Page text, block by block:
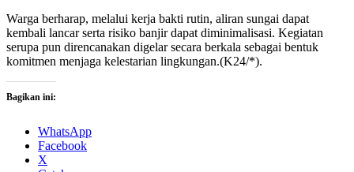
Warga berharap, melalui kerja bakti rutin, aliran sungai dapat
kembali lancar serta risiko banjir dapat diminimalisasi. Kegiatan
serupa pun direncanakan digelar secara berkala sebagai bentuk
komitmen menjaga kelestarian lingkungan.(K24/*).
Bagikan ini:
WhatsApp
Facebook
X